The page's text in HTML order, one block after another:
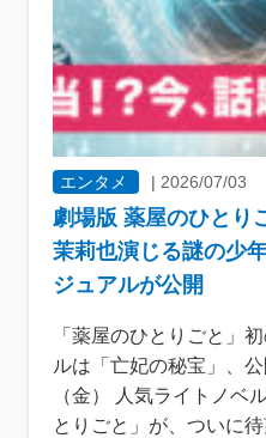
エンタメ | 2026/07/03
劇場版 薬屋のひとり
茉莉也演じる謎の少
ジュアルが公開
「薬屋のひとりごと」
ルは「亡妃の秘宝」、
（金） 人気ライトノベ
とりごと」が、ついに